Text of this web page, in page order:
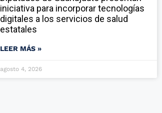
iniciativa para incorporar tecnologías
digitales a los servicios de salud
estatales
LEER MÁS »
agosto 4, 2026